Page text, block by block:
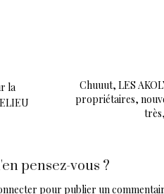
la
Chuuut, LES
propriétaires,
pensez-vous ?
pour publier un